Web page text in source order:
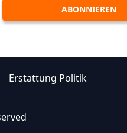
Erstattung Politik